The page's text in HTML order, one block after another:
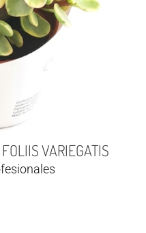
VARIEGATIS